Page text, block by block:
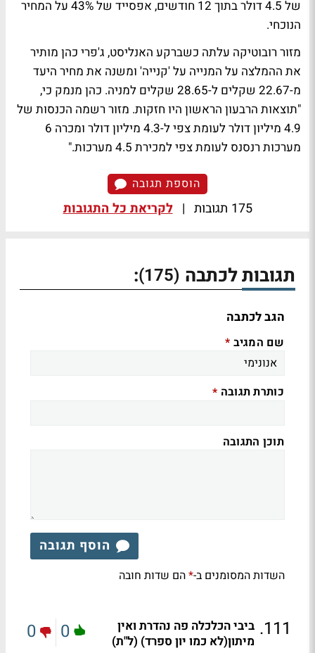
של 4.5 דולר בתוך 12 חודשים, אפסייד של 43% על המחיר
הנוכחי.
מזור רובוטיקה עלתה כשברקע האנליסט, ג'פרי כהן מותיר
את ההמלצה על המנייה על 'קנייה' ומשנה את מחיר היעד
מ-22.67 שקלים ל-28.65 שקלים למניה. כהן מנמק כי,
"תוצאות הרבעון הראשון היו חזקות. מזור רשמה הכנסות של
4.9 מיליון דולר לעומת צפי ל-4.3 מיליון דולר ומכרה 6
מערכות רנסנס לעומת צפי למכירת 4.5 מערכות."
הוספת תגובה
175 תגובות | לקריאת כל התגובות
תגובות לכתבה (175)
:
הגב לכתבה
שם המגיב *
כותרת תגובה *
תוכן התגובה
הוסף תגובה
השדות המסומנים ב-*הם שדות חובה
111
. ביבי הכלכלה פה נהדרת ואין
מיתון(לא כמו יון ספרד) (ל"ת)
0
0